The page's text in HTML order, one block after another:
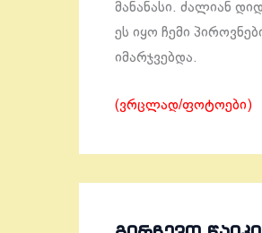
მანანასი. ძალიან
ეს იყო ჩემი
იმარჯვებდა.
(ვრცლად/ფოტოები)